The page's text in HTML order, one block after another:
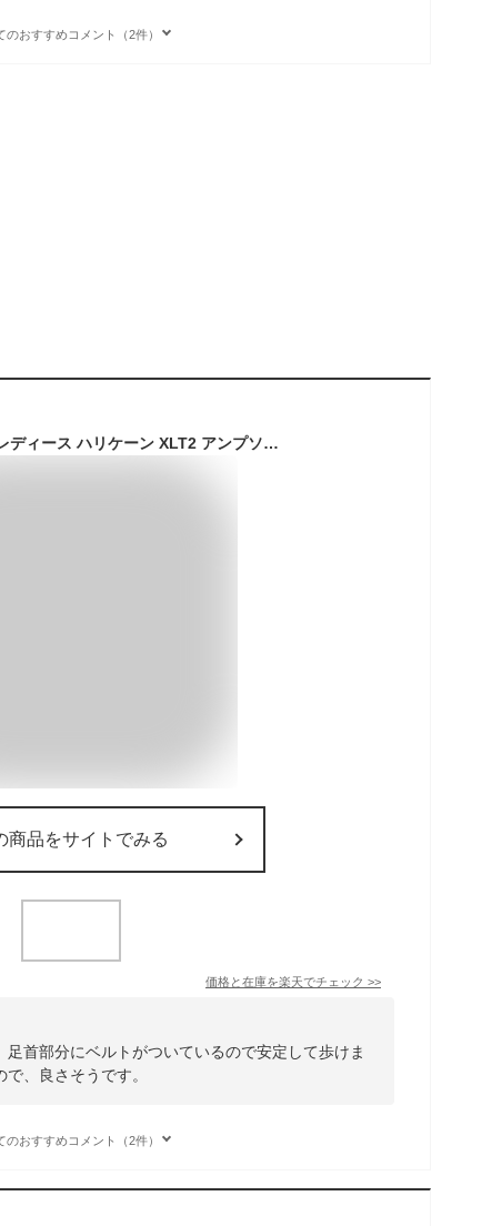
のおすすめコメント（2件）
テバ TEVA サンダル レディース ハリケーン XLT2 アンプソール Hurricane XLT2 Ampsole 厚底 スポサン スポーツサンダル アウトドア ストラップ 軽量 靴 歩きやすい 痛くない 海 川 ビーチ レジャー テヴァ 1131270 ブラック
商品をサイトでみる
価格と在庫を楽天でチェック >>
首部分にベルトがついているので安定して歩けま
、良さそうです。
のおすすめコメント（2件）